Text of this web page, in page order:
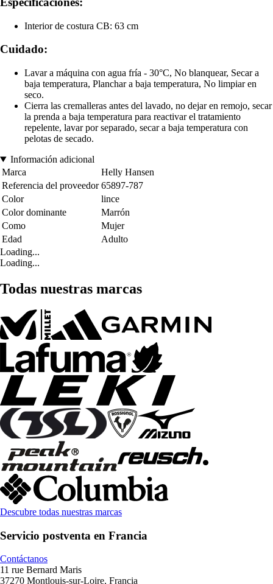
Interior de costura CB: 63 cm
Cuidado:
Lavar a máquina con agua fría - 30°C, No blanquear, Secar a
baja temperatura, Planchar a baja temperatura, No limpiar en
seco.
Cierra las cremalleras antes del lavado, no dejar en remojo, secar
la prenda a baja temperatura para reactivar el tratamiento
repelente, lavar por separado, secar a baja temperatura con
pelotas de secado.
Información adicional
Marca
Helly Hansen
Referencia del proveedor 65897-787
Color
lince
Color dominante
Marrón
Como
Mujer
Edad
Adulto
Loading...
Loading...
Todas nuestras marcas
Descubre todas nuestras marcas
Servicio postventa en Francia
Contáctanos
11 rue Bernard Maris
37270 Montlouis-sur-Loire, Francia